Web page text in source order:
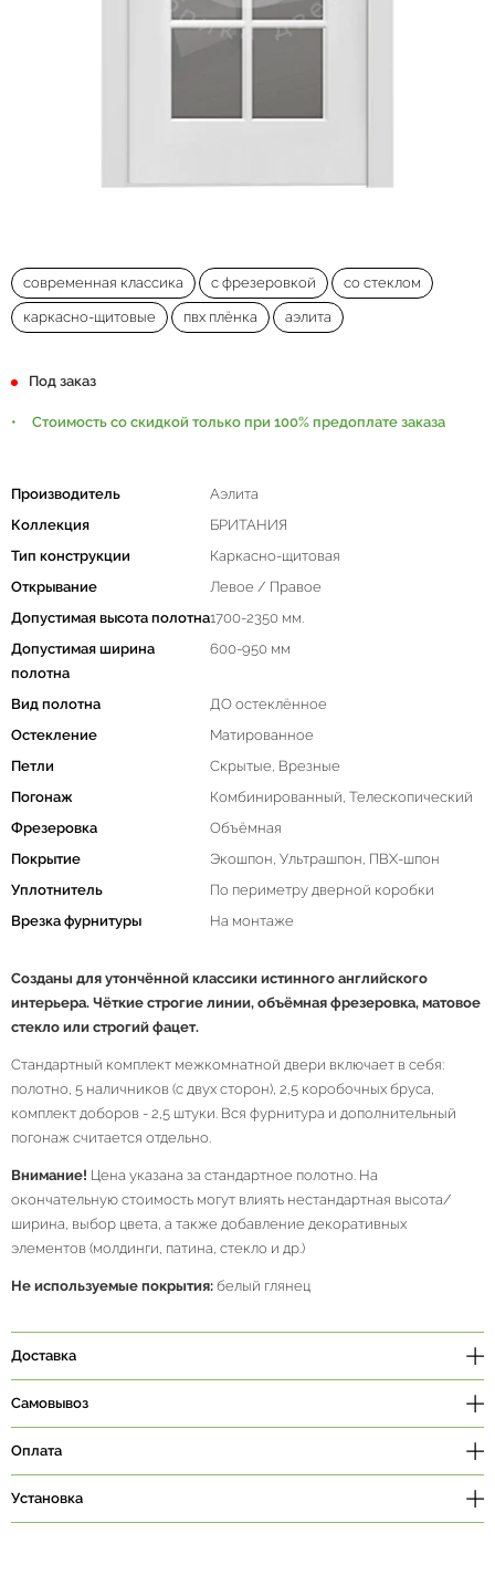
современная классика с фрезеровкой со стеклом
каркасно-щитовые пвх плёнка аэлита
Под заказ
Стоимость со скидкой только при 100% предоплате заказа
Производитель
Аэлита
Коллекция
БРИТАНИЯ
Тип конструкции
Каркасно-щитовая
Открывание
Левое / Правое
Допустимая высота полотна1700-2350 мм.
Допустимая ширина
полотна
600-950 мм
Вид полотна
ДО остеклённое
Остекление
Матированное
Петли
Скрытые, Врезные
Погонаж
Комбинированный, Телескопический
Фрезеровка
Объёмная
Покрытие
Экошпон, Ультрашпон, ПВХ-шпон
Уплотнитель
По периметру дверной коробки
Врезка фурнитуры
На монтаже
Созданы для утончённой классики истинного английского
интерьера. Чёткие строгие линии, объёмная фрезеровка, матовое
стекло или строгий фацет.
Стандартный комплект межкомнатной двери включает в себя:
полотно, 5 наличников (с двух сторон), 2,5 коробочных бруса,
комплект доборов - 2,5 штуки. Вся фурнитура и дополнительный
погонаж считается отдельно.
Внимание! Цена указана за стандартное полотно. На
окончательную стоимость могут влиять нестандартная высота/
ширина, выбор цвета, а также добавление декоративных
элементов (молдинги, патина, стекло и др.)
Не используемые покрытия: белый глянец
Доставка
Самовывоз
Оплата
Установка